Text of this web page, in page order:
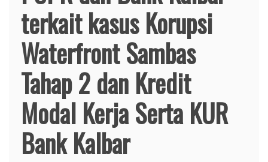
terkait kasus Korupsi
Waterfront Sambas
Tahap 2 dan Kredit
Modal Kerja Serta KUR
Bank Kalbar